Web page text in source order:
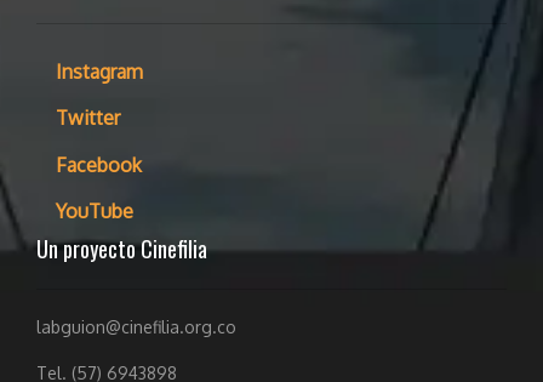
Instagram
Twitter
Facebook
YouTube
Un proyecto Cinefilia
labguion@cinefilia.org.co
Tel. (57) 6943898